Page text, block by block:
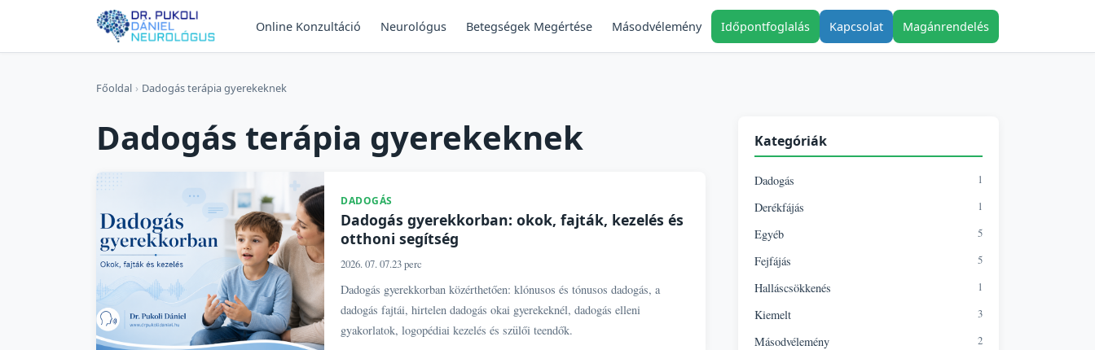
Online Konzultáció Neurológus Betegségek Megértése Másodvélemény Időpontfoglalás Kapcsolat Magánrendelés
Főoldal › Dadogás terápia gyerekeknek
Dadogás terápia gyerekeknek
DADOGÁS
Dadogás gyerekkorban: okok, fajták, kezelés és
otthoni segítség
2026. 07. 07.23 perc
Dadogás gyerekkorban közérthetően: klónusos és tónusos dadogás, a
dadogás fajtái, hirtelen dadogás okai gyerekeknél, dadogás elleni
gyakorlatok, logopédiai kezelés és szülői teendők.
Kategóriák
Dadogás 1
Derékfájás 1
Egyéb 5
Fejfájás 5
Halláscsökkenés 1
Kiemelt 3
Másodvélemény 2